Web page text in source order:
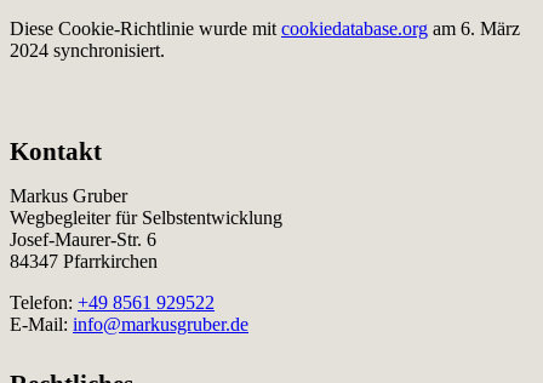
Diese Cookie-Richtlinie wurde mit cookiedatabase.org am 6. März
2024 synchronisiert.
Kontakt
Markus Gruber
Wegbegleiter für Selbstentwicklung
Josef-Maurer-Str. 6
84347 Pfarrkirchen
Telefon: +49 8561 929522
E-Mail: info@markusgruber.de